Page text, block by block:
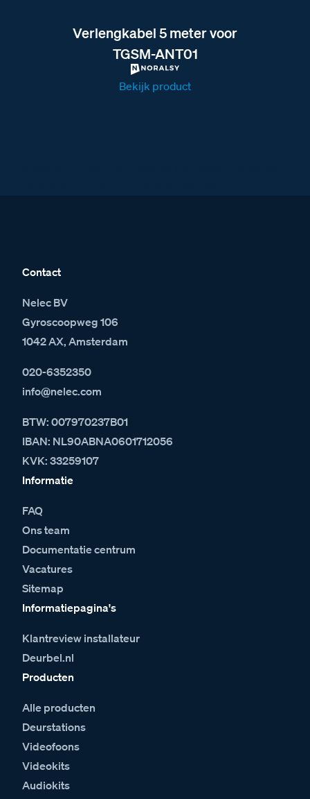
Verlengkabel 5 meter voor
TGSM-ANT01
Bekijk product
Contact
Nelec BV
Gyroscoopweg 106
1042 AX, Amsterdam
020-6352350
info@nelec.com
BTW: 007970237B01
IBAN: NL90ABNA0601712056
KVK: 33259107
Informatie
FAQ
Ons team
Documentatie centrum
Vacatures
Sitemap
Informatiepagina's
Klantreview installateur
Deurbel.nl
Producten
Alle producten
Deurstations
Videofoons
Videokits
Audiokits